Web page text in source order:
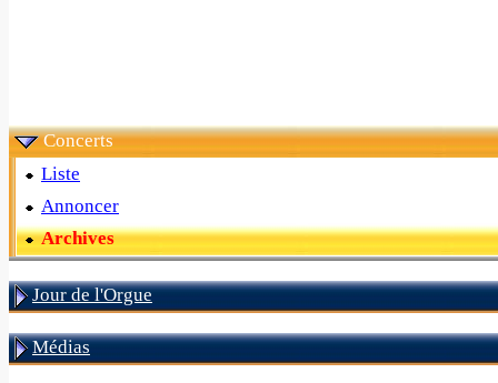
Concerts
Liste
Annoncer
Archives
Jour de l'Orgue
Médias